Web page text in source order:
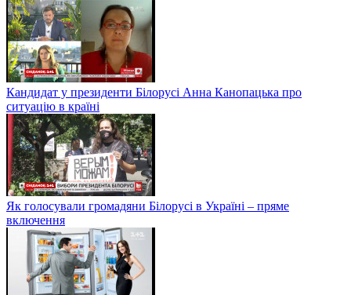
Кандидат у президенти Білорусі Анна Канопацька про
ситуацію в країні
Як голосували громадяни Білорусі в Україні – пряме
включення